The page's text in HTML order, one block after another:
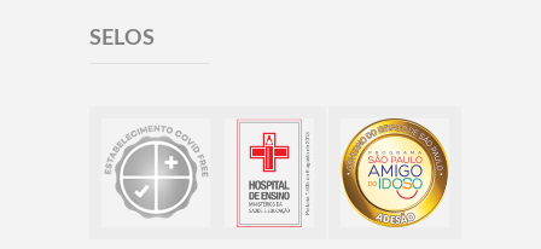
SELOS